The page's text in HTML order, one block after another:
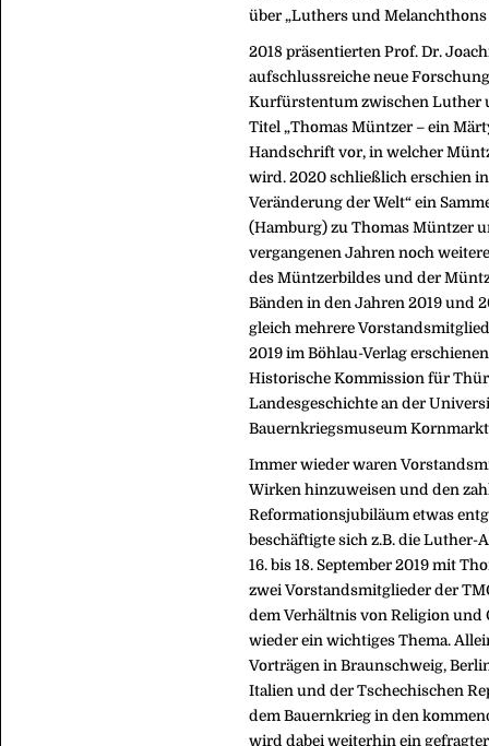
über „Luthers und
2018 präsentierten Prof. Dr.
aufschlussreiche neue
Kurfürstentum zwischen Luther
Titel „Thomas Müntzer – ein
Handschrift vor, in welcher
wird. 2020 schließlich erschien
Veränderung der Welt“ ein
(Hamburg) zu Thomas Müntzer
vergangenen Jahren noch
des Müntzerbildes und der
Bänden in den Jahren 2019 und
gleich mehrere
2019 im Böhlau-Verlag
Historische Kommission für
Landesgeschichte an der
Bauernkriegsmuseum
Immer wieder waren
Wirken hinzuweisen und den
Reformationsjubiläum etwas
beschäftigte sich z.B. die Luther-
16. bis 18. September 2019 mit
zwei Vorstandsmitglieder der
dem Verhältnis von Religion
wieder ein wichtiges Thema.
Vorträgen in Braunschweig,
Italien und der Tschechischen
dem Bauernkrieg in den
wird dabei weiterhin ein